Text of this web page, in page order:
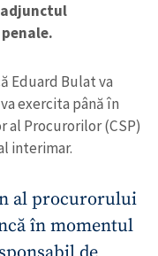
adjunctul
Eduard Bulat va
exercita până în
al Procurorilor (CSP)
interimar.
al procurorului
în momentul